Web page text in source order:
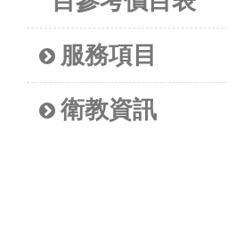
服務項目
衛教資訊